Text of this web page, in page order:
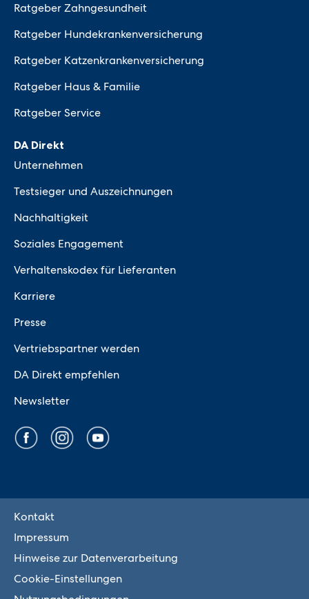
Ratgeber Zahngesundheit
Ratgeber Hundekrankenversicherung
Ratgeber Katzenkrankenversicherung
Ratgeber Haus & Familie
Ratgeber Service
DA Direkt
Unternehmen
Testsieger und Auszeichnungen
Nachhaltigkeit
Soziales Engagement
Verhaltenskodex für Lieferanten
Karriere
Presse
Vertriebspartner werden
DA Direkt empfehlen
Newsletter
Kontakt
Impressum
Hinweise zur Datenverarbeitung
Cookie-Einstellungen